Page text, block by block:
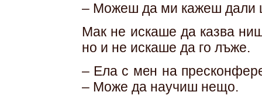
– Можеш да ми кажеш дали
Мак не искаше да казва
но и не искаше да го лъже.
– Ела с мен на
– Може да научиш нещо.